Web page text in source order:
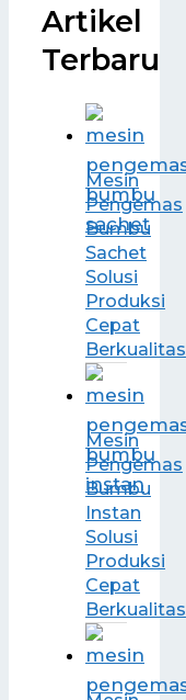
Artikel
Terbaru
Mesin
Pengemas
Bumbu
Sachet
Solusi
Produksi
Cepat
Berkualitas
Mesin
Pengemas
Bumbu
Instan
Solusi
Produksi
Cepat
Berkualitas